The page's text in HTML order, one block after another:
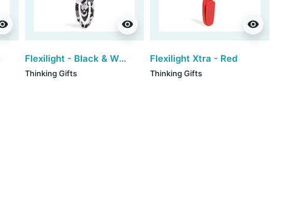
visibility
Flexilight - Black & White
Thinking Gifts
visibility
Flexilight Xtra - Red
Thinking Gifts